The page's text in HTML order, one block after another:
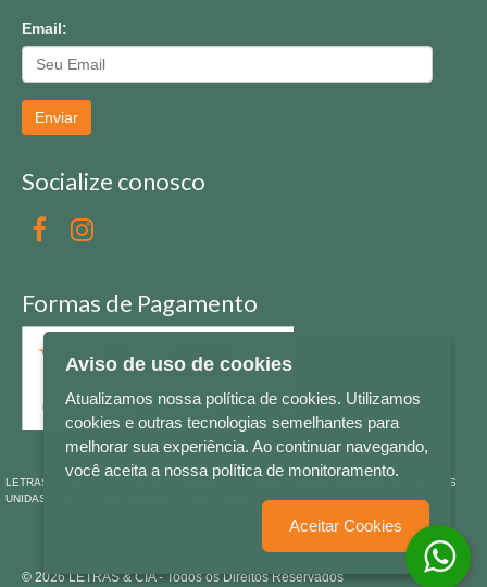
Email:
Enviar
Socialize conosco
Formas de Pagamento
LETRAS & CIA - CNPJ n° 88.587.548/0001-20 - Térreo Bourbon Shopping - AV. NAÇÕES
UNIDAS , 2001 - Lojas 1064/1065 - RIO BRANCO - - NOVO HAMBURGO - RS
© 2026 LETRAS & CIA - Todos os Direitos Reservados
Aviso de uso de cookies
Atualizamos nossa política de cookies. Utilizamos
cookies e outras tecnologias semelhantes para
melhorar sua experiência. Ao continuar navegando,
você aceita a nossa política de monitoramento.
Aceitar Cookies